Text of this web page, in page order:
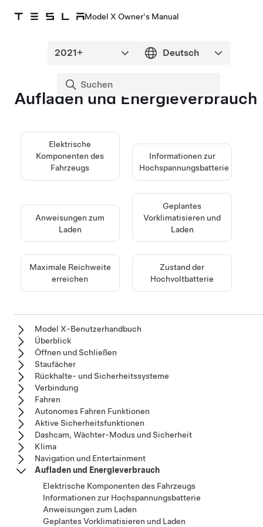
Model X Owner's Manual
Aufladen und Energieverbrauch
Elektrische
Komponenten des
Fahrzeugs
Informationen zur
Hochspannungsbatterie
Anweisungen zum
Laden
Geplantes
Vorklimatisieren und
Laden
Maximale Reichweite
erreichen
Zustand der
Hochvoltbatterie
Model X-Benutzerhandbuch
Überblick
Öffnen und Schließen
Staufächer
Rückhalte- und Sicherheitssysteme
Verbindung
Fahren
Autonomes Fahren Funktionen
Aktive Sicherheitsfunktionen
Dashcam, Wächter-Modus und Sicherheit
Klima
Navigation und Entertainment
Aufladen und Energieverbrauch
Elektrische Komponenten des Fahrzeugs
Informationen zur Hochspannungsbatterie
Anweisungen zum Laden
Geplantes Vorklimatisieren und Laden